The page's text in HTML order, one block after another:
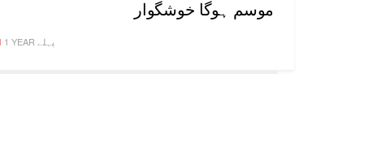
موسم ہوگا خوشگوار
1 YEAR پہلے